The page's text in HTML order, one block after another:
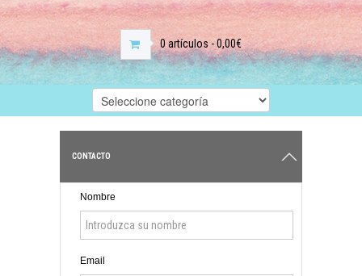
0 artículos - 0,00€
CONTACTO
Nombre
Email